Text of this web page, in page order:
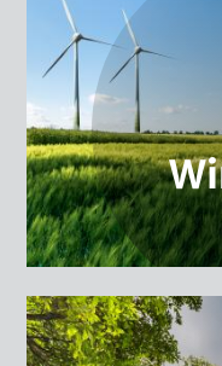
Kreislaufwirtschaft &
Umwelt- &
Innovation &
Strukturwandel &
Nachhaltiger
Green
Wirtschaft
Nachhaltige